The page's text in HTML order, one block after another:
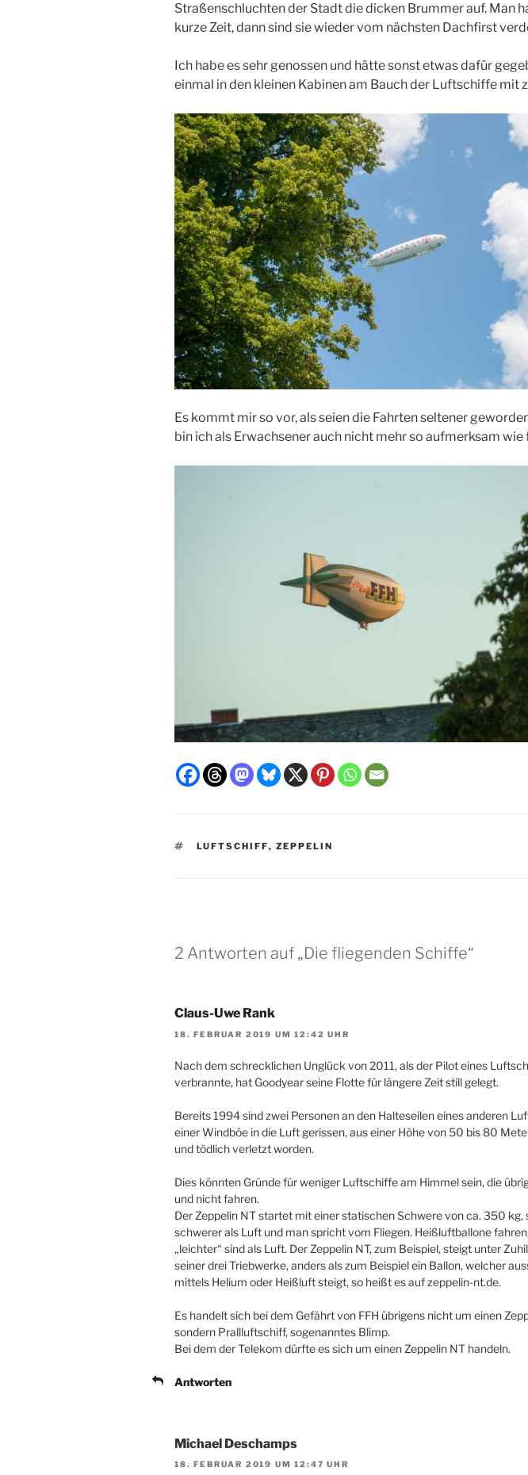
Straßenschluchten der Stadt die dicken Brummer auf. Man
kurze Zeit, dann sind sie wieder vom nächsten Dachfirst
Ich habe es sehr genossen und hätte sonst etwas dafür
einmal in den kleinen Kabinen am Bauch der Luftschiffe mit
Es kommt mir so vor, als seien die Fahrten seltener
bin ich als Erwachsener auch nicht mehr so aufmerksam wie
SCHLAGWÖRTER
LUFTSCHIFF, ZEPPELIN
2 Antworten auf „Die fliegenden Schiffe“
Claus-Uwe Rank
18. FEBRUAR 2019 UM 12:42 UHR
Nach dem schrecklichen Unglück von 2011, als der Pilot eines
verbrannte, hat Goodyear seine Flotte für längere Zeit still gelegt.
Bereits 1994 sind zwei Personen an den Halteseilen eines anderen
einer Windböe in die Luft gerissen, aus einer Höhe von 50 bis 80
und tödlich verletzt worden.
Dies könnten Gründe für weniger Luftschiffe am Himmel sein, die
und nicht fahren.
Der Zeppelin NT startet mit einer statischen Schwere von ca. 350 kg,
schwerer als Luft und man spricht vom Fliegen. Heißluftballone
„leichter“ sind als Luft. Der Zeppelin NT, zum Beispiel, steigt unter
seiner drei Triebwerke, anders als zum Beispiel ein Ballon, welcher
mittels Helium oder Heißluft steigt, so heißt es auf zeppelin-nt.de.
Es handelt sich bei dem Gefährt von FFH übrigens nicht um einen
sondern Prallluftschiff, sogenanntes Blimp.
Bei dem der Telekom dürfte es sich um einen Zeppelin NT handeln.
Antworten
Michael Deschamps
18. FEBRUAR 2019 UM 12:47 UHR